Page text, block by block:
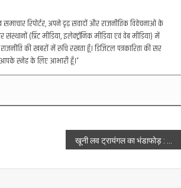
समाचार रिपोर्टर, अपने दृढ़ संवादों और राजनीतिक विवेचनाओं के
(प्रिंट मीडिया, इलेक्ट्रॉनिक मीडिया एवं वेब मीडिया) में
की खबरों में रुचि रखता हूँ। डिजिटल पत्रकारिता की सर
स्नेह के लिए आभारी हूँ।”